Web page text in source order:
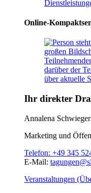
Online-
Ihr direkter
Annalena Schwieger
Marketing und
Telefon: +49 345
E-Mail:
Veranstaltungen